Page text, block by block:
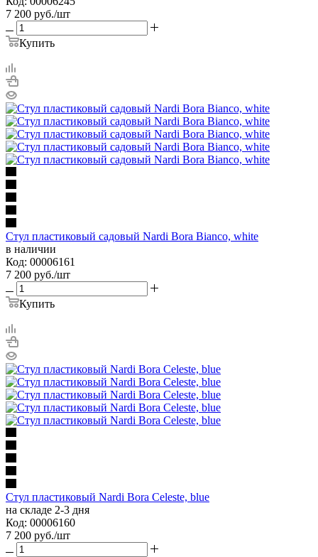
7 200 руб./шт
Купить
Стул пластиковый садовый Nardi Bora Bianco, white
в наличии
Код: 00006161
7 200 руб./шт
Купить
Стул пластиковый Nardi Bora Celeste, blue
на складе 2-3 дня
Код: 00006160
7 200 руб./шт